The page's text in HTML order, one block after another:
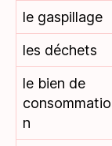
le gaspillage
les déchets
le bien de
consommatio
n